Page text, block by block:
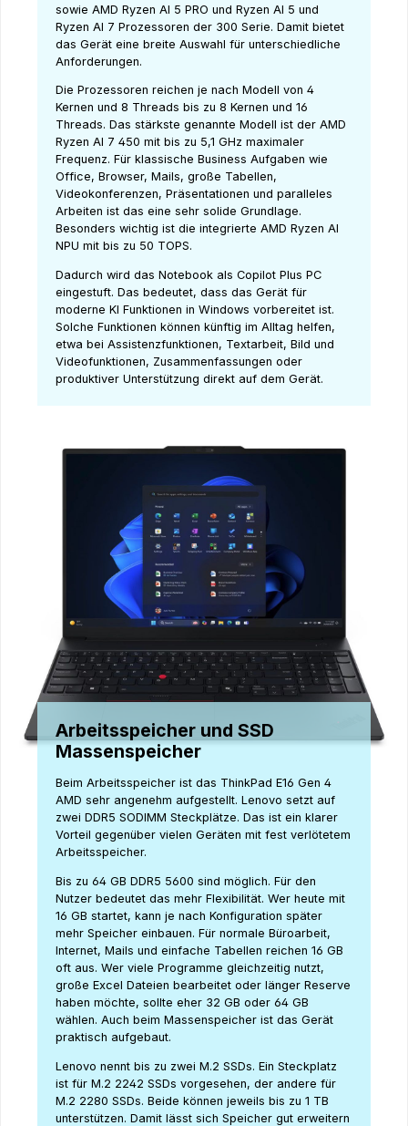
sowie AMD Ryzen AI 5 PRO und Ryzen AI 5 und
Ryzen AI 7 Prozessoren der 300 Serie. Damit bietet
das Gerät eine breite Auswahl für unterschiedliche
Anforderungen.
Die Prozessoren reichen je nach Modell von 4
Kernen und 8 Threads bis zu 8 Kernen und 16
Threads. Das stärkste genannte Modell ist der AMD
Ryzen AI 7 450 mit bis zu 5,1 GHz maximaler
Frequenz. Für klassische Business Aufgaben wie
Office, Browser, Mails, große Tabellen,
Videokonferenzen, Präsentationen und paralleles
Arbeiten ist das eine sehr solide Grundlage.
Besonders wichtig ist die integrierte AMD Ryzen AI
NPU mit bis zu 50 TOPS.
Dadurch wird das Notebook als Copilot Plus PC
eingestuft. Das bedeutet, dass das Gerät für
moderne KI Funktionen in Windows vorbereitet ist.
Solche Funktionen können künftig im Alltag helfen,
etwa bei Assistenzfunktionen, Textarbeit, Bild und
Videofunktionen, Zusammenfassungen oder
produktiver Unterstützung direkt auf dem Gerät.
Arbeitsspeicher und SSD
Massenspeicher
Beim Arbeitsspeicher ist das ThinkPad E16 Gen 4
AMD sehr angenehm aufgestellt. Lenovo setzt auf
zwei DDR5 SODIMM Steckplätze. Das ist ein klarer
Vorteil gegenüber vielen Geräten mit fest verlötetem
Arbeitsspeicher.
Bis zu 64 GB DDR5 5600 sind möglich. Für den
Nutzer bedeutet das mehr Flexibilität. Wer heute mit
16 GB startet, kann je nach Konfiguration später
mehr Speicher einbauen. Für normale Büroarbeit,
Internet, Mails und einfache Tabellen reichen 16 GB
oft aus. Wer viele Programme gleichzeitig nutzt,
große Excel Dateien bearbeitet oder länger Reserve
haben möchte, sollte eher 32 GB oder 64 GB
wählen. Auch beim Massenspeicher ist das Gerät
praktisch aufgebaut.
Lenovo nennt bis zu zwei M.2 SSDs. Ein Steckplatz
ist für M.2 2242 SSDs vorgesehen, der andere für
M.2 2280 SSDs. Beide können jeweils bis zu 1 TB
unterstützen. Damit lässt sich Speicher gut erweitern